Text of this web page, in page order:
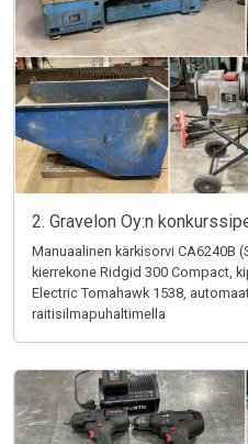
2. Gravelon Oy:n
Manuaalinen kärkisorvi CA6240B
kierrekone Ridgid 300 Compact,
Electric Tomahawk 1538,
raitisilmapuhaltimella